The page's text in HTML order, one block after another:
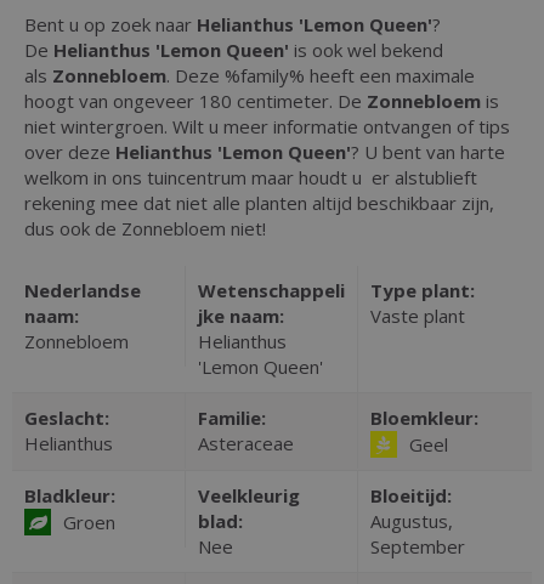
Bent u op zoek naar Helianthus 'Lemon Queen'?
De Helianthus 'Lemon Queen' is ook wel bekend
als Zonnebloem. Deze %family% heeft een maximale
hoogt van ongeveer 180 centimeter. De Zonnebloem is
niet wintergroen. Wilt u meer informatie ontvangen of tips
over deze Helianthus 'Lemon Queen'? U bent van harte
welkom in ons tuincentrum maar houdt u er alstublieft
rekening mee dat niet alle planten altijd beschikbaar zijn,
dus ook de Zonnebloem niet!
Nederlandse
naam:
Zonnebloem
Wetenschappeli
jke naam:
Helianthus
'Lemon Queen'
Type plant:
Vaste plant
Geslacht:
Helianthus
Familie:
Asteraceae
Bloemkleur:
Geel
Bladkleur:
Groen
Veelkleurig
blad:
Nee
Bloeitijd:
Augustus,
September